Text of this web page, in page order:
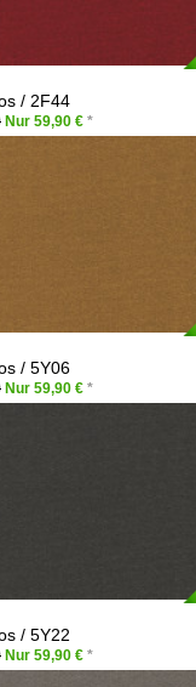
/ 2F44
Nur 59,90 € *
/ 5Y06
Nur 59,90 € *
/ 5Y22
Nur 59,90 € *